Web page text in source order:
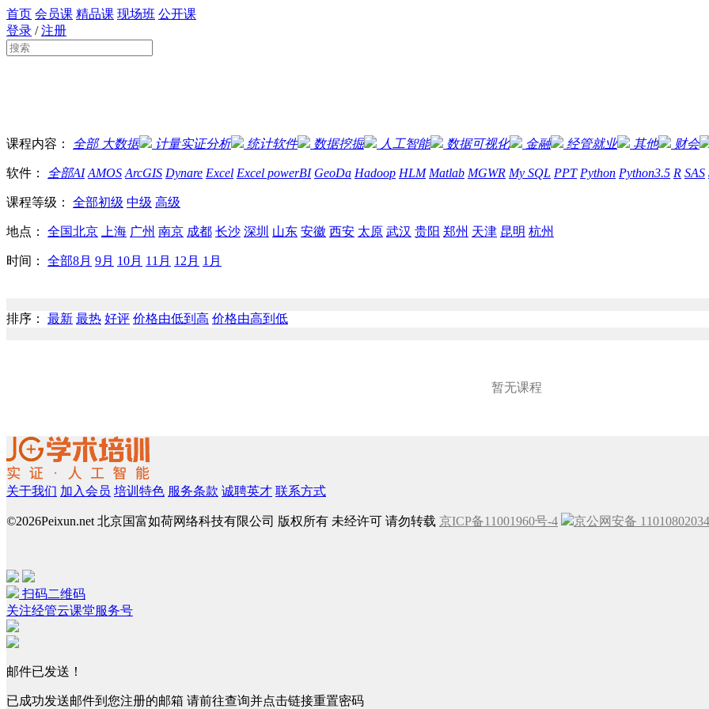
首页 会员课 精品课 现场班 公开课
登录 /注册
课程内容： 全部大数据 计量实证分析 统计软件 数据挖掘 人工智能 数据可视化 金融 经管就业 其他 财会
软件： 全部AI AMOS ArcGIS Dynare Excel Excel powerBI GeoDa Hadoop HLM Matlab MGWR My SQL PPT Python Python3.5 R SAS
课程等级： 全部初级 中级 高级
地点： 全国北京 上海 广州 南京 成都 长沙 深圳 山东 安徽 西安 太原 武汉 贵阳 郑州 天津 昆明 杭州
时间： 全部8月 9月 10月 11月 12月 1月
排序： 最新 最热 好评 价格由低到高 价格由高到低
暂无课程
关于我们 加入会员 培训特色 服务条款 诚聘英才 联系方式
©2026Peixun.net 北京国富如荷网络科技有限公司 版权所有 未经许可 请勿转载 京ICP备11001960号-4 京公网安备
扫码二维码
关注经管云课堂服务号
邮件已发送！
已成功发送邮件到您注册的邮箱 请前往查询并点击链接重置密码